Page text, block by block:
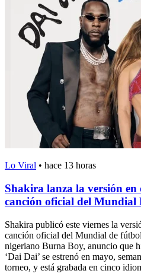
Lo Viral • hace 13 horas
Shakira lanza la versión
canción oficial del Mundial
Shakira publicó este viernes la
canción oficial del Mundial de
nigeriano Burna Boy, anuncio que
‘Dai Dai’ se estrenó en mayo,
torneo, y está grabada en cinco